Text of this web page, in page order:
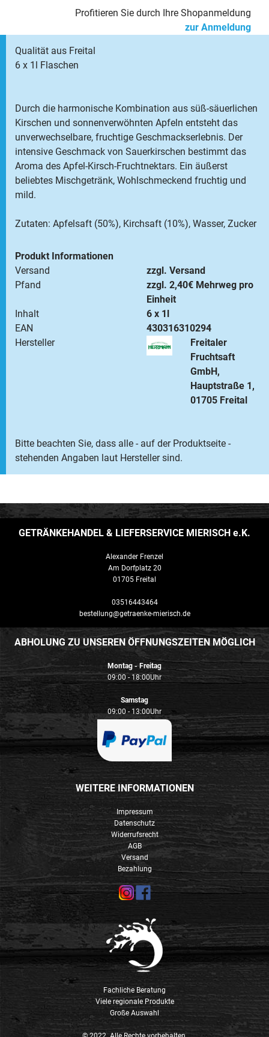
Profitieren Sie durch Ihre Shopanmeldung
zur Anmeldung
Qualität aus Freital
6 x 1l Flaschen
Durch die harmonische Kombination aus süß-säuerlichen
Kirschen und sonnenverwöhnten Apfeln entsteht das
unverwechselbare, fruchtige Geschmackserlebnis. Der
intensive Geschmack von Sauerkirschen bestimmt das
Aroma des Apfel-Kirsch-Fruchtnektars. Ein äußerst
beliebtes Mischgetränk, Wohlschmeckend fruchtig und
mild.
Zutaten: Apfelsaft (50%), Kirchsaft (10%), Wasser, Zucker
Produkt Informationen
Versand
zzgl. Versand
Pfand
zzgl. 2,40€ Mehrweg pro
Einheit
Inhalt
6 x 1l
EAN
430316310294
Hersteller
Freitaler
Fruchtsaft
GmbH,
Hauptstraße 1,
01705 Freital
Bitte beachten Sie, dass alle - auf der Produktseite -
stehenden Angaben laut Hersteller sind.
GETRÄNKEHANDEL & LIEFERSERVICE MIERISCH e.K.
Alexander Frenzel
Am Dorfplatz 20
01705 Freital
03516443464
bestellung@getraenke-mierisch.de
ABHOLUNG ZU UNSEREN ÖFFNUNGSZEITEN MÖGLICH
Montag - Freitag
09:00 - 18:00Uhr
Samstag
09:00 - 13:00Uhr
WEITERE INFORMATIONEN
Impressum
Datenschutz
Widerrufsrecht
AGB
Versand
Bezahlung
Fachliche Beratung
Viele regionale Produkte
Große Auswahl